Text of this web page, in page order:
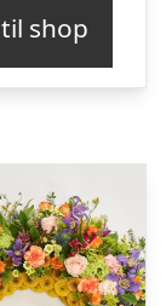
shop